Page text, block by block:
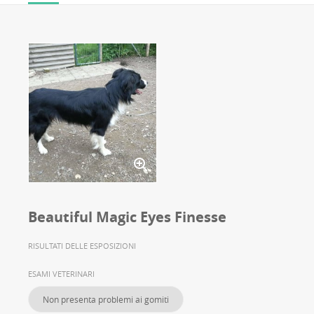
Beautiful Magic Eyes Finesse
RISULTATI DELLE ESPOSIZIONI
ESAMI VETERINARI
Non presenta problemi ai gomiti